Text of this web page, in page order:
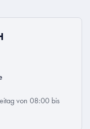
von 08:00 bis